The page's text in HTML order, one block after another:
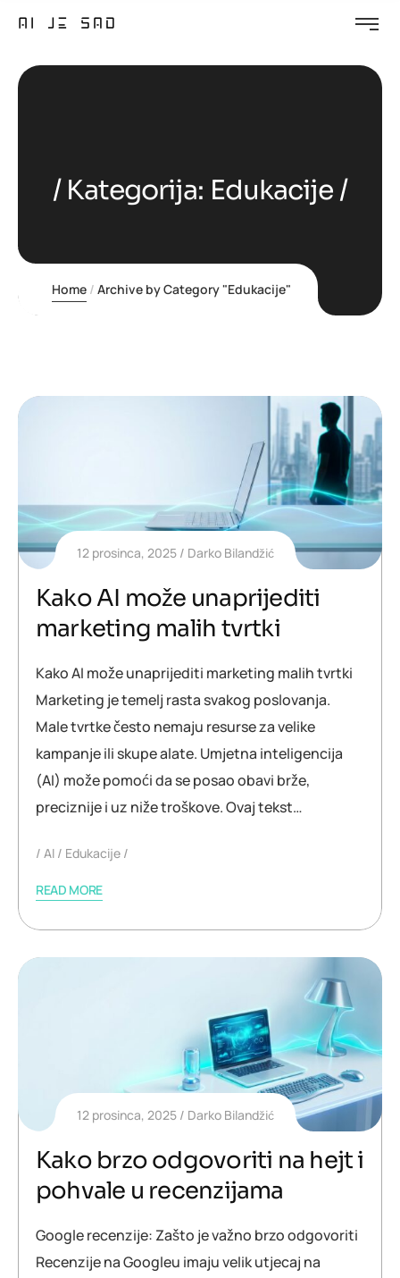
Kategorija: Edukacije
Home Archive by Category "Edukacije"
12 prosinca, 2025 Darko Bilandžić
Kako AI može unaprijediti
marketing malih tvrtki
Kako AI može unaprijediti marketing malih tvrtki
Marketing je temelj rasta svakog poslovanja.
Male tvrtke često nemaju resurse za velike
kampanje ili skupe alate. Umjetna inteligencija
(AI) može pomoći da se posao obavi brže,
preciznije i uz niže troškove. Ovaj tekst…
AI Edukacije
READ MORE
12 prosinca, 2025 Darko Bilandžić
Kako brzo odgovoriti na hejt i
pohvale u recenzijama
Google recenzije: Zašto je važno brzo odgovoriti
Recenzije na Googleu imaju velik utjecaj na